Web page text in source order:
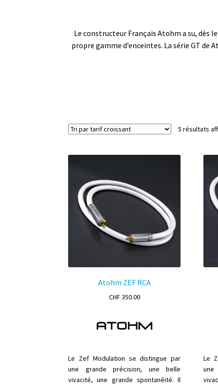
Le constructeur Français Atohm a su, dès
propre gamme d’enceintes. La série GT
5 résultats
Atohm ZEF RCA
CHF350.00
Le Zef Modulation se distingue par
une grande précision, une belle
vivacité, une grande spontanéité. Il
Le